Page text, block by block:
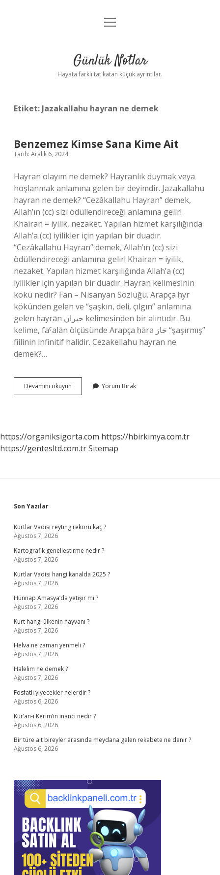
Anasayfa
Yasal Uyarı
menüyü
Günlük Notlar
Hayata farklı tat katan küçük ayrıntılar.
Etiket: Jazakallahu hayran ne demek
Benzemez Kimse Sana Kime Ait
Tarih: Aralık 6, 2024
Hayran olayım ne demek? Hayranlık duymak veya
hoşlanmak anlamına gelen bir deyimdir. Jazakallahu
hayran ne demek? “Cezâkallahu Hayran” demek,
Allah’ın (cc) sizi ödüllendireceği anlamına gelir!
Khairan = iyilik, nezaket. Yapılan hizmet karşılığında
Allah’a (cc) iyilikler için yapılan bir duadır.
“Cezâkallahu Hayran” demek, Allah’ın (cc) sizi
ödüllendireceği anlamına gelir! Khairan = iyilik,
nezaket. Yapılan hizmet karşılığında Allah’a (cc)
iyilikler için yapılan bir duadır. Hayran kelimesinin
kökü nedir? Fan – Nisanyan Sözlüğü. Arapça ḥyr
kökünden gelen ve “şaşkın, deli, çılgın” anlamına
gelen ḥayrān حيران kelimesinden bir alıntıdır. Bu
kelime, faˁalān ölçüsünde Arapça ḥāra حَارَ “şaşırmış”
fiilinin infinitif halidir. Cezakellahu hayran ne
demek?…
Devamını okuyun Benzemez
Kimse
Yorum Bırak
https://organiksigorta.com https://hbirkimya.com.tr
https://gentesltd.com.trSitemap
Sidebar
Son Yazılar
Kurtlar Vadisi reyting rekoru kaç ?
Ağustos 7, 2026
Kartografik genelleştirme nedir ?
Ağustos 7, 2026
Kurtlar Vadisi hangi kanalda 2025 ?
Ağustos 7, 2026
Hünnap Amasya’da yetişir mi ?
Ağustos 7, 2026
Kurt hangi ülkenin hayvanı ?
Ağustos 7, 2026
Helva ne zaman yenmeli ?
Ağustos 7, 2026
Halelim ne demek ?
Ağustos 7, 2026
Fosfatlı yiyecekler nelerdir ?
Ağustos 6, 2026
Kur’an-ı Kerim’in inancı nedir ?
Ağustos 6, 2026
Bir türe ait bireyler arasında meydana gelen rekabete ne denir ?
Ağustos 6, 2026